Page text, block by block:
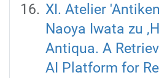
XI. Atelier
Naoya Iwata zu
Antiqua. A
AI Platform for